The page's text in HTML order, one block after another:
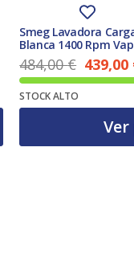
Smeg Lavadora
Blanca 1400 Rpm
484,00€
El precio original era: 484,00 €.
439,00
STOCK ALTO